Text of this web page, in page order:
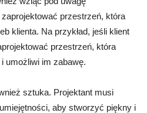
przestrzeń, która
klienta. Na przykład, jeśli klient
przestrzeń, która
umożliwi im zabawę.
sztuka. Projektant musi
aby stworzyć piękny i